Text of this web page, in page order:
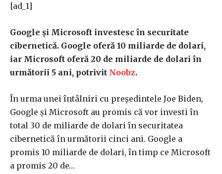
[ad_1]
Google și Microsoft investesc în securitate
cibernetică. Google oferă 10 miliarde de dolari,
iar Microsoft oferă 20 de miliarde de dolari în
următorii 5 ani, potrivit Noobz.
În urma unei întâlniri cu președintele Joe Biden,
Google și Microsoft au promis că vor investi în
total 30 de miliarde de dolari în securitatea
cibernetică în următorii cinci ani. Google a
promis 10 miliarde de dolari, în timp ce Microsoft
a promis 20 de…